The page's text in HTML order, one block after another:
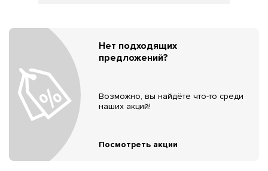
Нет подходящих
предложений?
Возможно, вы найдёте что-то среди
наших акций!
Посмотреть акции